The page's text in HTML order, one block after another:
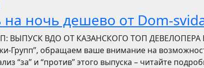
на ночь дешево от Dom-
ВЫПУСК ВДО ОТ КАЗАНСКОГО ТОП ДЕВЕЛОПЕРА
Групп”, обращаем ваше внимание на
“за” и “против” этого выпуска – читайте